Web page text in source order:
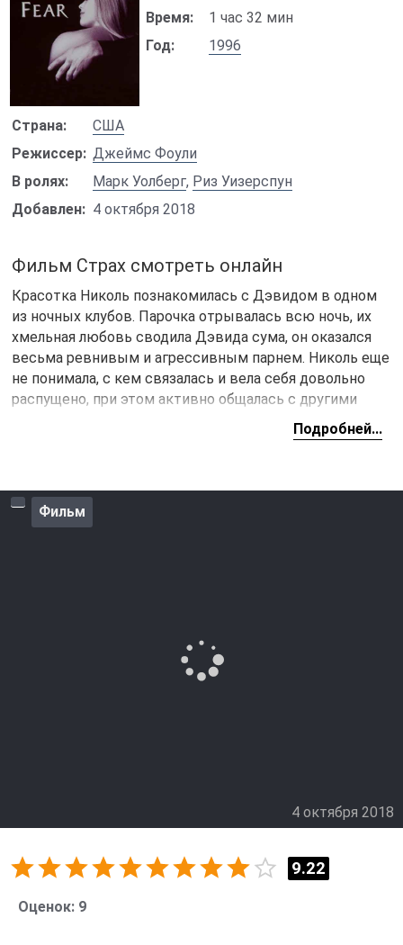
Время:
1 час 32 мин
Год:
1996
Страна:
США
Режиссер: Джеймс Фоули
В ролях:
Марк Уолберг, Риз Уизерспун
Добавлен: 4 октября 2018
Фильм Страх смотреть онлайн
Красотка Николь познакомилась с Дэвидом в одном
из ночных клубов. Парочка отрывалась всю ночь, их
хмельная любовь сводила Дэвида сума, он оказался
весьма ревнивым и агрессивным парнем. Николь еще
не понимала, с кем связалась и вела себя довольно
распущено, при этом активно общалась с другими
людьми, что весьма злило ее нового ухажера. Жить
под гнетом тирана в планы Николь не входило и она
Подробней...
Фильм
4 октября 2018
9.22
Оценок: 9